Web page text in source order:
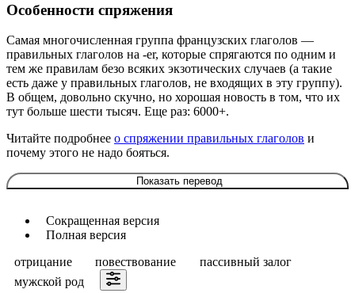
Особенности спряжения
Самая многочисленная группа французских глаголов —
правильных глаголов на -er, которые спрягаются по одним и
тем же правилам безо всяких экзотических случаев (а такие
есть даже у правильных глаголов, не входящих в эту группу).
В общем, довольно скучно, но хорошая новость в том, что их
тут больше шести тысяч. Еще раз: 6000+.
Читайте подробнее о спряжении правильных глаголов и
почему этого не надо бояться.
Показать перевод
Сокращенная версия
Полная версия
отрицание
повествование
пассивный залог
мужской род